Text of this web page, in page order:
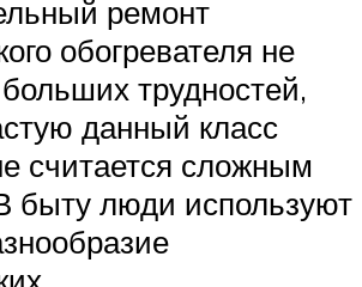
ремонт
обогревателя не
трудностей,
данный класс
считается сложным
быту люди используют